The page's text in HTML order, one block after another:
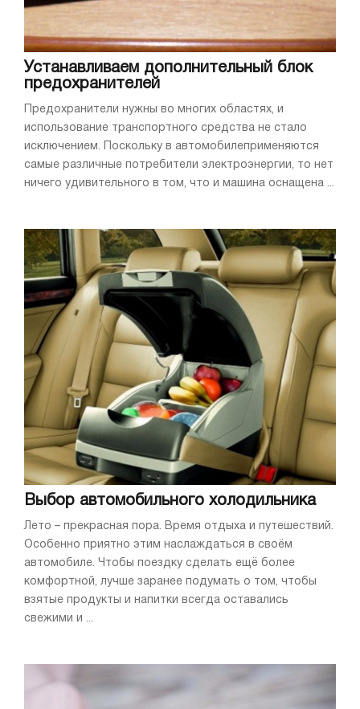
Устанавливаем дополнительный блок
предохранителей
Предохранители нужны во многих областях, и
использование транспортного средства не стало
исключением. Поскольку в автомобилеприменяются
самые различные потребители электроэнергии, то нет
ничего удивительного в том, что и машина оснащена ...
Выбор автомобильного холодильника
Лето – прекрасная пора. Время отдыха и путешествий.
Особенно приятно этим наслаждаться в своём
автомобиле. Чтобы поездку сделать ещё более
комфортной, лучше заранее подумать о том, чтобы
взятые продукты и напитки всегда оставались
свежими и ...